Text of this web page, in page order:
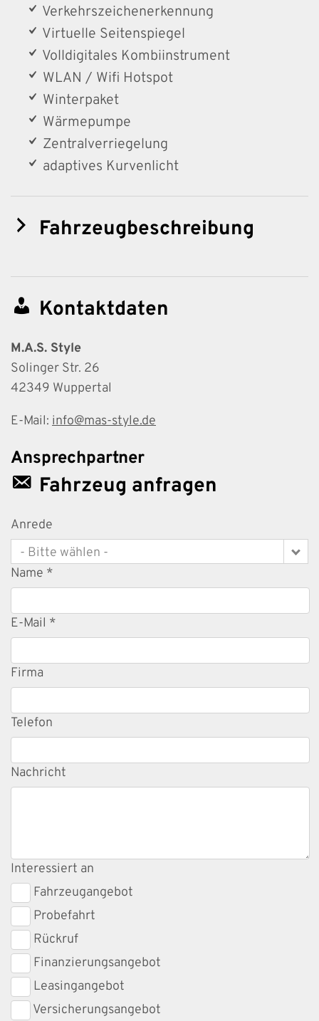
Verkehrszeichenerkennung
Virtuelle Seitenspiegel
Volldigitales Kombiinstrument
WLAN / Wifi Hotspot
Winterpaket
Wärmepumpe
Zentralverriegelung
adaptives Kurvenlicht
Fahrzeugbeschreibung
Kontaktdaten
M.A.S. Style
Solinger Str. 26
42349 Wuppertal
E-Mail: info@mas-style.de
Ansprechpartner
Fahrzeug anfragen
Anrede
- Bitte wählen -
Name *
E-Mail *
Firma
Telefon
Nachricht
Interessiert an
Fahrzeugangebot
Probefahrt
Rückruf
Finanzierungsangebot
Leasingangebot
Versicherungsangebot